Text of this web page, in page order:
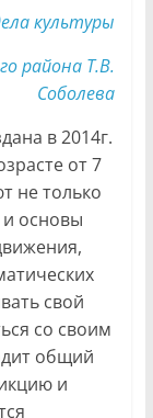
культуры
района Т.В.
Соболева
в 2014г.
от 7
не только
и основы
свой
со своим
общий
и